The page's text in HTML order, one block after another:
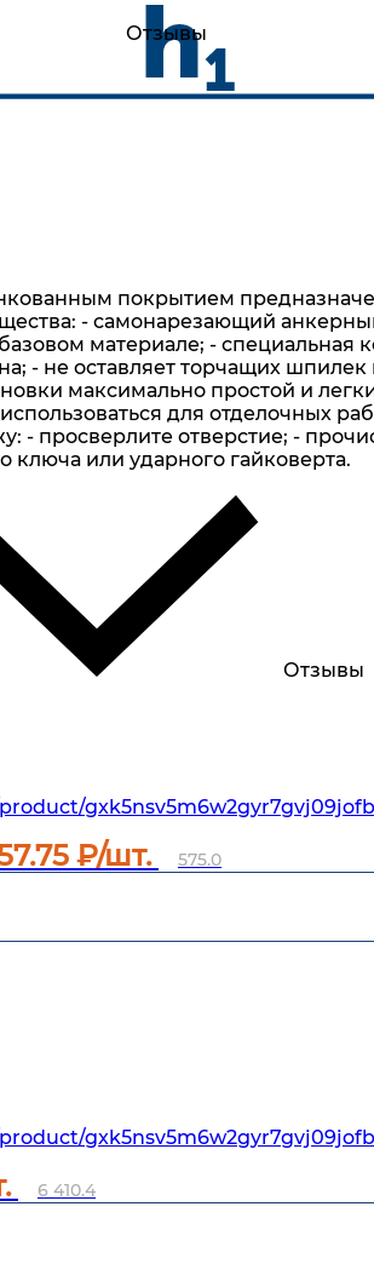
Отзывы
покрытием
- самонарезающий
материале; - специальная
- не оставляет торчащих
максимально простой и
для отделочных
просверлите отверстие; -
ключа или ударного гайковерта.
Отзывы
₽/шт. 575.0
6 410.4